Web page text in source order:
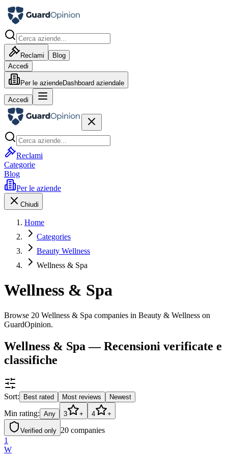
Reclami
Blog
Accedi
Per le aziendeDashboard aziendale
Accedi
Reclami
Categorie
Blog
Per le aziende
Chiudi
Home
Categories
Beauty Wellness
Wellness & Spa
Wellness & Spa
Browse 20 Wellness & Spa companies in Beauty & Wellness on
GuardOpinion.
Wellness & Spa — Recensioni verificate e
classifiche
Sort: Best rated Most reviews Newest
Min rating: Any 3 + 4 +
Verified only 20 companies
1
W